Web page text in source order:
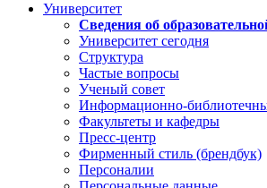
Университет
Сведения об
Университет сегодня
Структура
Частые вопросы
Ученый совет
Информационно-
Факультеты и кафедры
Пресс-центр
Фирменный стиль (брендбук)
Персоналии